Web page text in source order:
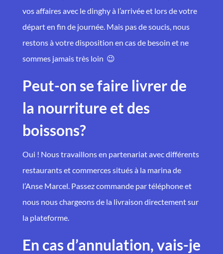
vos affaires avec le dinghy à l’arrivée et lors de votre
départ en fin de journée. Mais pas de soucis, nous
restons à votre disposition en cas de besoin et ne
sommes jamais très loin 😉
Peut-on se faire livrer de
la nourriture et des
boissons?
Oui ! Nous travaillons en partenariat avec différents
restaurants et commerces situés à la marina de
l’Anse Marcel. Passez commande par téléphone et
nous nous chargeons de la livraison directement sur
la plateforme.
En cas d’annulation, vais-je